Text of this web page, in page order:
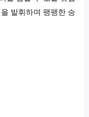
발휘하며 팽팽한 승